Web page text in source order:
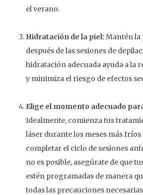
el verano.
Hidratación de la piel: Mantén la
después de las sesiones de
hidratación adecuada ayuda a la
y minimiza el riesgo de efectos
Elige el momento adecuado
Idealmente, comienza tus
láser durante los meses más fríos
completar el ciclo de sesiones
no es posible, asegúrate de que
estén programadas de manera
todas las precauciones